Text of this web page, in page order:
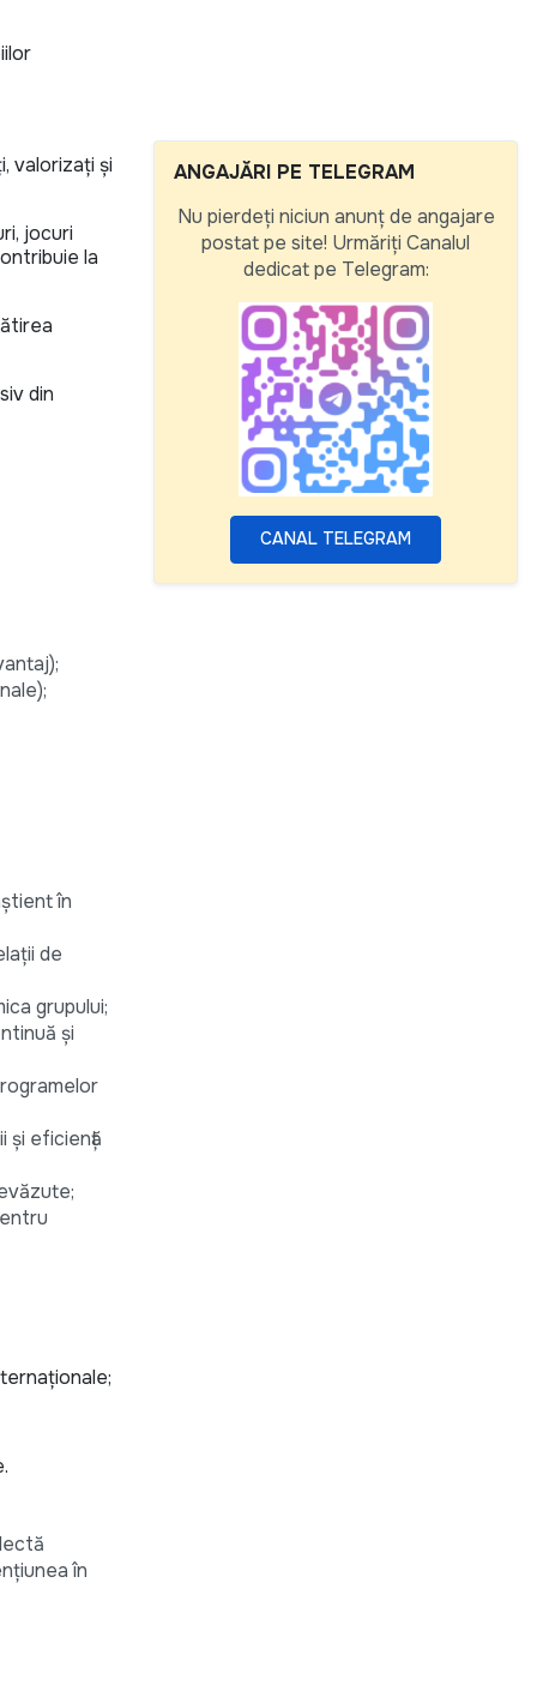
valorizați și
jocuri
la
din
în
de
grupului;
și
și eficiență
în
ANGAJĂRI PE TELEGRAM
Nu pierdeți niciun anunț de angajare
postat pe site! Urmăriți Canalul
dedicat pe Telegram:
CANAL TELEGRAM